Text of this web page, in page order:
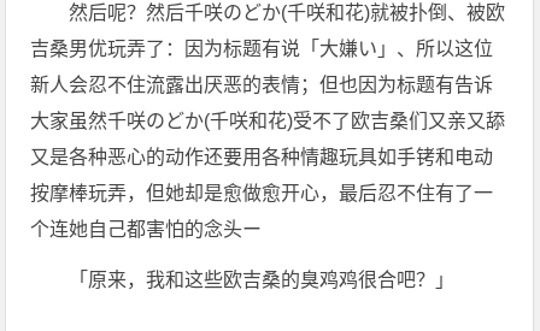
然后呢？然后千咲のどか(千咲和花)就被扑倒、被欧
吉桑男优玩弄了：因为标题有说「大嫌い」、所以这位
新人会忍不住流露出厌恶的表情；但也因为标题有告诉
大家虽然千咲のどか(千咲和花)受不了欧吉桑们又亲又舔
又是各种恶心的动作还要用各种情趣玩具如手铐和电动
按摩棒玩弄，但她却是愈做愈开心，最后忍不住有了一
个连她自己都害怕的念头ー
「原来，我和这些欧吉桑的臭鸡鸡很合吧？」